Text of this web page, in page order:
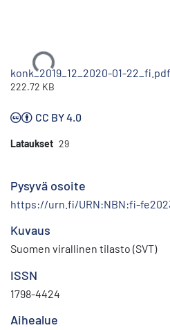
Ladataan...
konk_2019_12_2020-01-22_fi.pdf
222.72 KB
CC BY 4.0
Lataukset 29
Pysyvä osoite
https://urn.fi/URN:NBN:fi-
Kuvaus
Suomen virallinen tilasto (SVT)
ISSN
1798-4424
Aihealue